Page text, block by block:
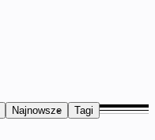
Najnowsze Tagi